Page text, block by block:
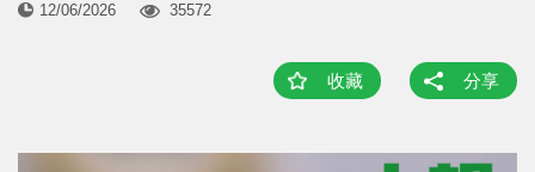
12/06/2026 35572
收藏 分享